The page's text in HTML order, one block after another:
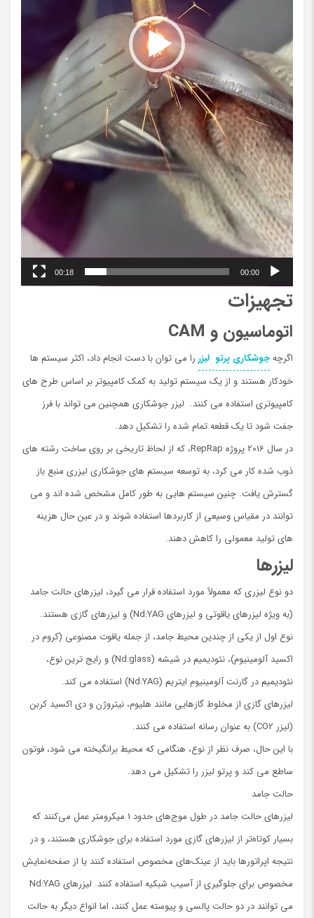
00:00
00:18
تجهیزات
اتوماسیون و CAM
اگرچهجوشکاری پرتو لیزررا می توان با دست انجام داد، اکثر سیستم ها
خودکار هستند و از یک سیستم تولید به کمک کامپیوتر بر اساس طرح های
کامپیوتری استفاده می کنند. لیزر جوشکاری همچنین می تواند با فرز
جفت شود تا یک قطعه تمام شده را تشکیل دهد.
در سال 2016 پروژه RepRap، که از لحاظ تاریخی بر روی ساخت رشته های
ذوب شده کار می کرد، به توسعه سیستم های جوشکاری لیزری منبع باز
گسترش یافت. چنین سیستم هایی به طور کامل مشخص شده اند و می
توانند در مقیاس وسیعی از کاربردها استفاده شوند و در عین حال هزینه
های تولید معمولی را کاهش دهند.
لیزرها
دو نوع لیزری که معمولاً مورد استفاده قرار می گیرد، لیزرهای حالت جامد
(به ویژه لیزرهای یاقوتی و لیزرهای Nd:YAG) و لیزرهای گازی هستند.
نوع اول از یکی از چندین محیط جامد، از جمله یاقوت مصنوعی (کروم در
اکسید آلومینیوم)، نئودیمیم در شیشه (Nd:glass) و رایج ترین نوع،
نئودیمیم در گارنت آلومینیوم ایتریم (Nd:YAG) استفاده می کند.
لیزرهای گازی از مخلوط گازهایی مانند هلیوم، نیتروژن و دی اکسید کربن
(لیزر CO2) به عنوان رسانه استفاده می کنند.
با این حال، صرف نظر از نوع، هنگامی که محیط برانگیخته می شود، فوتون
ساطع می کند و پرتو لیزر را تشکیل می دهد.
حالت جامد
لیزرهای حالت جامد در طول موج‌های حدود 1 میکرومتر عمل می‌کنند که
بسیار کوتاه‌تر از لیزرهای گازی مورد استفاده برای جوشکاری هستند، و در
نتیجه اپراتورها باید از عینک‌های مخصوص استفاده کنند یا از صفحه‌نمایش
مخصوص برای جلوگیری از آسیب شبکیه استفاده کنند. لیزرهای Nd:YAG
می توانند در دو حالت پالسی و پیوسته عمل کنند، اما انواع دیگر به حالت